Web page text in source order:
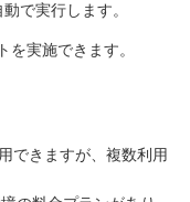
で実行します。
を実施できます。
できますが、複数利用